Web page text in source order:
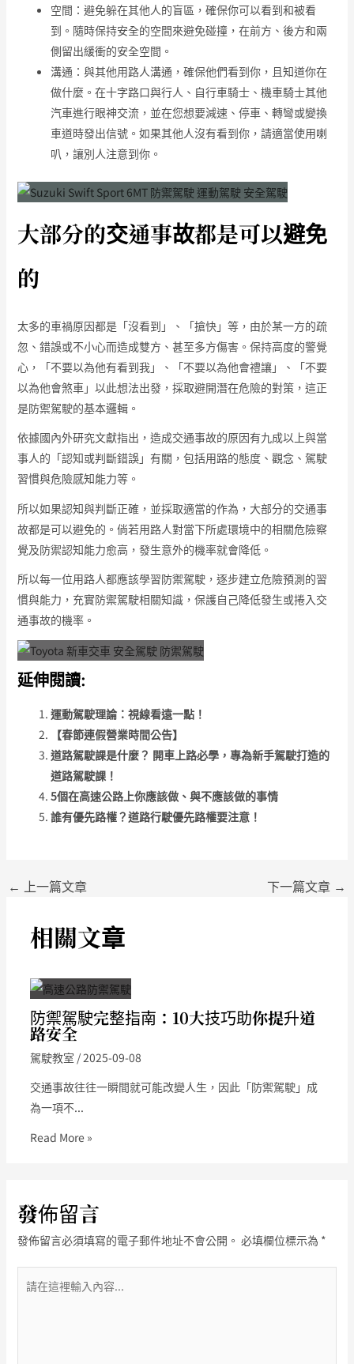
空間：避免躲在其他人的盲區，確保你可以看到和被看
到。隨時保持安全的空間來避免碰撞，在前方、後方和兩
側留出緩衝的安全空間。
溝通：與其他用路人溝通，確保他們看到你，且知道你在
做什麼。在十字路口與行人、自行車騎士、機車騎士其他
汽車進行眼神交流，並在您想要減速、停車、轉彎或變換
車道時發出信號。如果其他人沒有看到你，請適當使用喇
叭，讓別人注意到你。
大部分的交通事故都是可以避免
的
太多的車禍原因都是「沒看到」、「搶快」等，由於某一方的疏
忽、錯誤或不小心而造成雙方、甚至多方傷害。保持高度的警覺
心，「不要以為他有看到我」、「不要以為他會禮讓」、「不要
以為他會煞車」以此想法出發，採取避開潛在危險的對策，這正
是防禦駕駛的基本邏輯。
依據國內外研究文獻指出，造成交通事故的原因有九成以上與當
事人的「認知或判斷錯誤」有關，包括用路的態度、觀念、駕駛
習慣與危險感知能力等。
所以如果認知與判斷正確，並採取適當的作為，大部分的交通事
故都是可以避免的。倘若用路人對當下所處環境中的相關危險察
覺及防禦認知能力愈高，發生意外的機率就會降低。
所以每一位用路人都應該學習防禦駕駛，逐步建立危險預測的習
慣與能力，充實防禦駕駛相關知識，保護自己降低發生或捲入交
通事故的機率。
延伸閱讀:
運動駕駛理論：視線看遠一點！
【春節連假營業時間公告】
道路駕駛課是什麼？ 開車上路必學，專為新手駕駛打造的
道路駕駛課！
5個在高速公路上你應該做、與不應該做的事情
誰有優先路權？道路行駛優先路權要注意！
← 上一篇文章 下一篇文章 →
相關文章
防禦駕駛完整指南：10大技巧助你提升道
路安全
駕駛教室 /2025-09-08
交通事故往往一瞬間就可能改變人生，因此「防禦駕駛」成
為一項不...
Read More »
發佈留言
發佈留言必須填寫的電子郵件地址不會公開。 必填欄位標示為 *
在